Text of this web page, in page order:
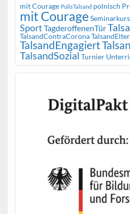
mit Courage PolisTalsand polnisch
mit Courage Seminarkurs
Sport TagderoffenenTür
TalsandContraCorona
TalsandEngagiert
TalsandSozial Turnier